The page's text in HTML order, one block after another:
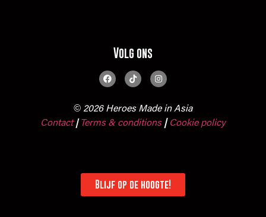
Volg ons
© 2026 Heroes Made in Asia
Contact | Terms & conditions | Cookie policy
Blijf op de hoogte!